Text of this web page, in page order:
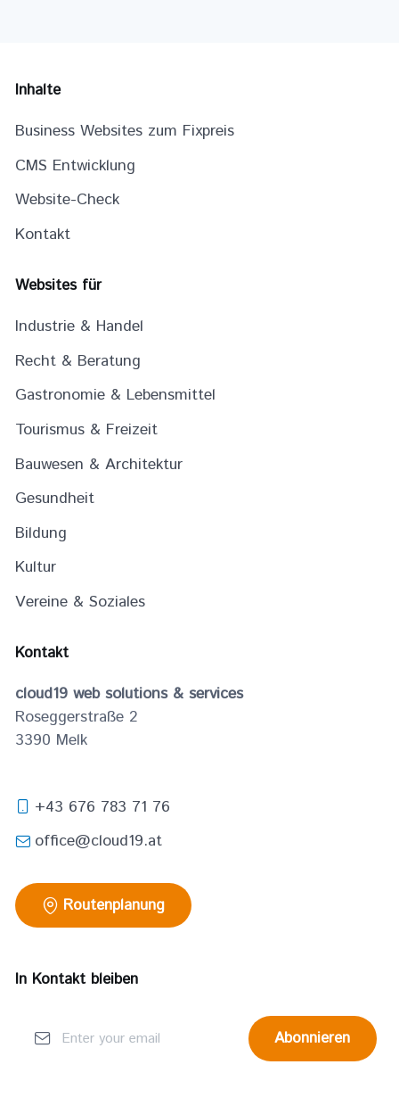
Inhalte
Business Websites zum Fixpreis
CMS Entwicklung
Website-Check
Kontakt
Websites für
Industrie & Handel
Recht & Beratung
Gastronomie & Lebensmittel
Tourismus & Freizeit
Bauwesen & Architektur
Gesundheit
Bildung
Kultur
Vereine & Soziales
Kontakt
cloud19 web solutions & services
Roseggerstraße 2
3390 Melk
+43 676 783 71 76
office@cloud19.at
Routenplanung
In Kontakt bleiben
Abonnieren